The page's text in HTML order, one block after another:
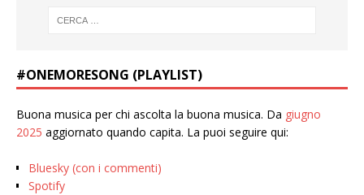
#ONEMORESONG (PLAYLIST)
Buona musica per chi ascolta la buona musica. Da giugno
2025 aggiornato quando capita. La puoi seguire qui:
Bluesky (con i commenti)
Spotify